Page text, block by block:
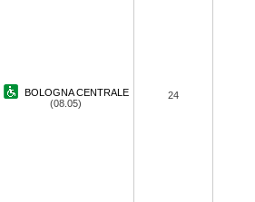
BOLOGNA CENTRALE
(08.05)
24